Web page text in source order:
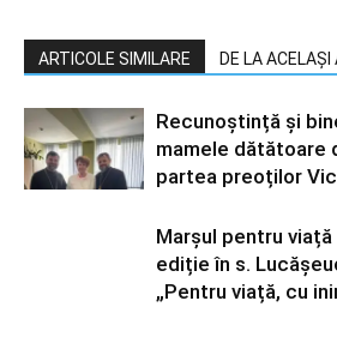
ARTICOLE SIMILARE DE LA ACELAȘI
Recunoștință și
mamele dătătoare
partea preoților
Marșul pentru viață
ediție în s.
„Pentru viață, cu